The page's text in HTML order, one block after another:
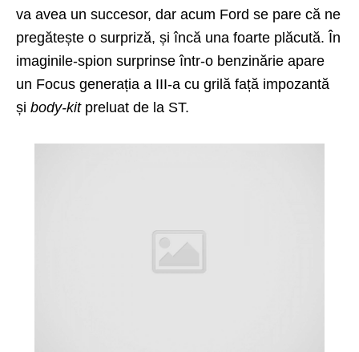
va avea un succesor, dar acum Ford se pare că ne
pregătește o surpriză, și încă una foarte plăcută. În
imaginile-spion surprinse într-o benzinărie apare
un Focus generația a III-a cu grilă față impozantă
și body-kitpreluat de la ST.